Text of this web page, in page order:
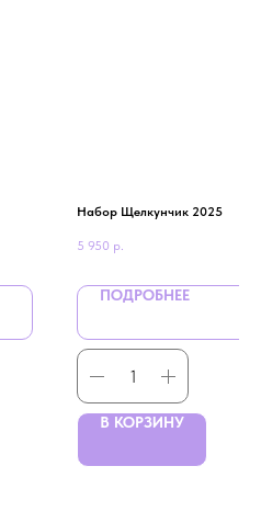
Набор Щелкунчик 2025
5 950 р.
ПОДРОБНЕЕ
В КОРЗИНУ